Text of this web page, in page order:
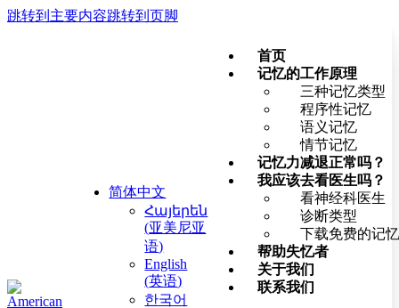
跳转到主要内容跳转到页脚
简体中文
Հայերեն
(亚美尼亚
语)
English
(英语)
한국어
首页
记忆的工作原理
三种记忆类型
程序性记忆
语义记忆
情节记忆
记忆力减退正常吗？
我应该去看医生吗？
看神经科医生
诊断类型
下载免费的记
帮助失忆者
关于我们
联系我们